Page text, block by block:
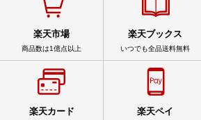
楽天市場
商品数は1億点以上
楽天ブックス
いつでも全品送料無料
楽天カード 楽天ペイ